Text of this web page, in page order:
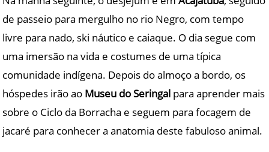
de passeio para mergulho no rio Negro, com tempo
livre para nado, ski náutico e caiaque. O dia segue com
uma imersão na vida e costumes de uma típica
comunidade indígena. Depois do almoço a bordo, os
hóspedes irão ao Museu do Seringal para aprender mais
sobre o Ciclo da Borracha e seguem para focagem de
jacaré para conhecer a anatomia deste fabuloso animal.